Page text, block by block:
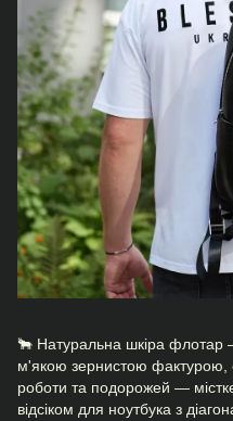
🐂 Натуральна шкіра флотар
м'якою зернистою фактурою,
роботи та подорожей —
відсіком для ноутбука з